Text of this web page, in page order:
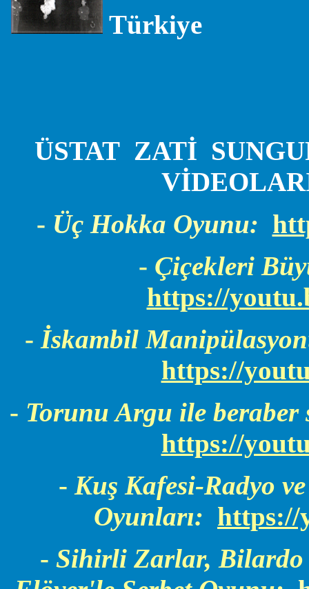
Türkiye
ÜSTAT ZATİ
- Üç Hokka Oyunu:
- Çiçekleri
https://
- İskambil
https://
- Torunu Argu ile
https://
- Kuş Kafesi-Radyo
Oyunları: https://
- Sihirli Zarlar, Bilardo